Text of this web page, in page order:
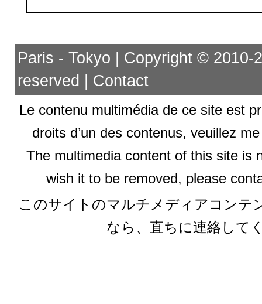
Paris - Tokyo | Copyright ©
reserved | Contact
Le contenu multimédia de ce site est
droits d’un des contenus, veuillez
The multimedia content of this site is
wish it to be removed, please
このサイトのマルチメディアコンテ
なら、直ちに連絡して